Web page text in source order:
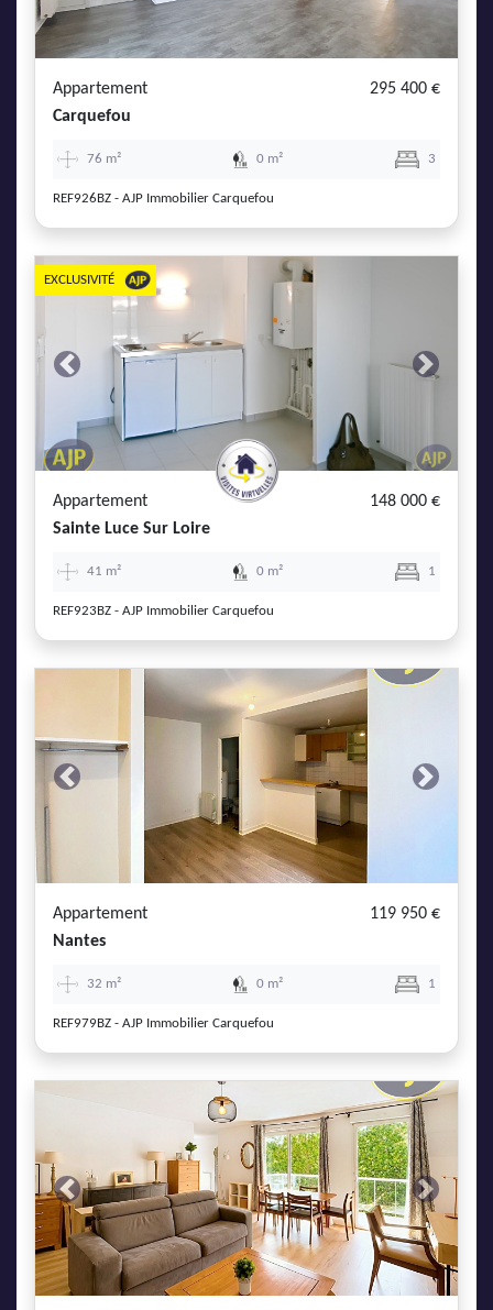
Appartement
295 400 €
Carquefou
76 m² 0 m² 3
REF926BZ - AJP Immobilier Carquefou
Previous Next
EXCLUSIVITÉ
Appartement
148 000 €
Sainte Luce Sur Loire
41 m² 0 m² 1
REF923BZ - AJP Immobilier Carquefou
Previous Next
Appartement
119 950 €
Nantes
32 m² 0 m² 1
REF979BZ - AJP Immobilier Carquefou
Previous Next